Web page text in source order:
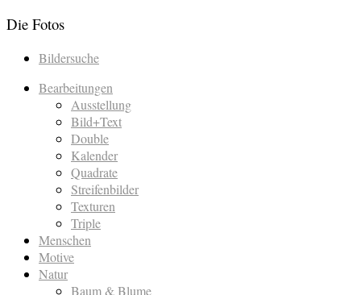
Die Fotos
Bildersuche
Bearbeitungen
Ausstellung
Bild+Text
Double
Kalender
Quadrate
Streifenbilder
Texturen
Triple
Menschen
Motive
Natur
Baum & Blume